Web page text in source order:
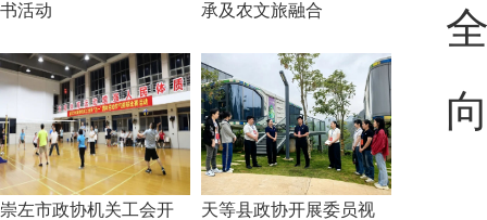
书活动
承及农文旅融合
崇左市政协机关工会开
天等县政协开展委员视